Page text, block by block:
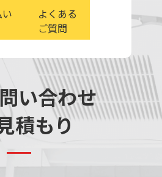
よくある
ご質問
い合わせ
積もり